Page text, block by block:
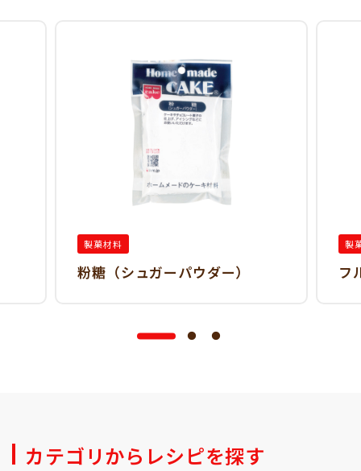
製菓材料
粉糖（シュガーパウダー）
製
フ
カテゴリからレシピを探す